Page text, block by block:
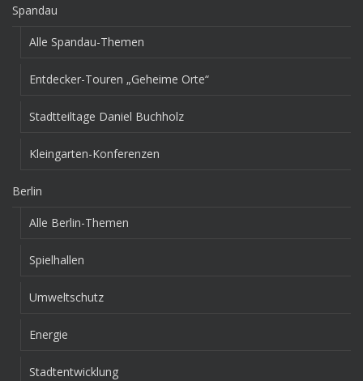
Spandau
Alle Spandau-Themen
Entdecker-Touren „Geheime Orte“
Stadtteiltage Daniel Buchholz
Kleingarten-Konferenzen
Berlin
Alle Berlin-Themen
Spielhallen
Umweltschutz
Energie
Stadtentwicklung